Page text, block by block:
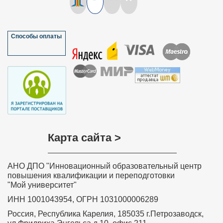
колледжа, но и педагогам края, так кА на базе нашего
колледжа проходил Фестиваль педагогических идей.
Мазулёва Ольга Ивановна, учитель
математики МОУ “Петропавловская
основная общеобразовательная школа”
Краснозерского района Новосибирской
области
Хочу выразить слова благодарности всем, кто
умения значимы, актуальны, практически применимы,
необходимы в повседневной преподавательской
Вашем курсе, будет очень полезна в моей
сказать, что все знания и теоретические навыки,
представленные в этом курсе, будут применяться
мной на практике в полном объеме. Я буду рада
принять участие в новых курсах, которые вы будете
Забелина Ирина Рашитовна,
преподаватель профессиональной
Способы оплаты
Карта сайта >
АНО ДПО "Инновационный образовательный центр
повышения квалификации и переподготовки
"Мой университет"
ИНН 1001043954, ОГРН 1031000006289
Россия, Республика Карелия, 185035 г.Петрозаводск,